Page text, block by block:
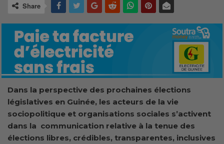
Share
Dans la perspective des prochaines élections
législatives en Guinée, les acteurs de la vie
sociopolitique et organisations sociales s’activent
dans la communication relative à la tenue des
élections libres, crédibles, transparentes, inclusives